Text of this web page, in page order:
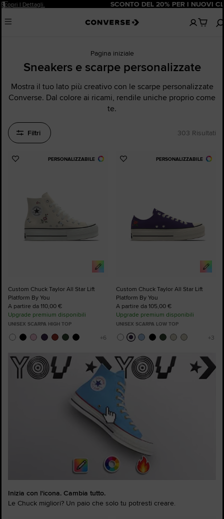
Pause SCONTO DEL 20% PER I NUOVI CLIENTI. Iscriviti Ora!
Menu
Nessun
articoli
Pagina iniziale
Sneakers e scarpe personalizzate
Mostra il tuo lato più creativo con le scarpe personalizzate
Converse. Dal colore ai ricami, rendile uniche proprio come
te.
Filtri 303 Risultati
PERSONALIZZABILE
Aggiungi
Custom Chuck Taylor All Star Lift
Platform By You
A partire da 110,00 €
Upgrade premium disponibili
UNISEX SCARPA HIGH TOP
PERSONALIZZABILE
Aggiungi
Custom Chuck Taylor All Star Lift
Platform By You
A partire da 105,00 €
Upgrade premium disponibili
UNISEX SCARPA LOW TOP
Inizia con l'icona. Cambia tutto.
Le Chuck migliori? Un paio che solo tu potresti creare.